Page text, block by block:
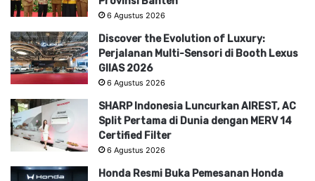
6 Agustus 2026
Discover the Evolution of Luxury:
Perjalanan Multi-Sensori di Booth Lexus
GIIAS 2026
6 Agustus 2026
SHARP Indonesia Luncurkan AIREST, AC
Split Pertama di Dunia dengan MERV 14
Certified Filter
6 Agustus 2026
Honda Resmi Buka Pemesanan Honda